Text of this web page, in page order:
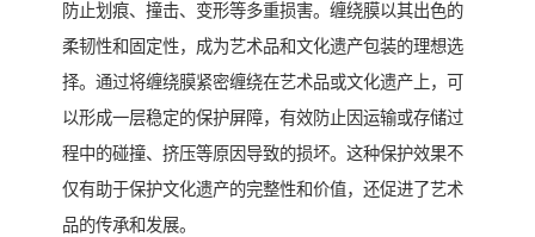
防止划痕、撞击、变形等多重损害。缠绕膜以其出色的
柔韧性和固定性，成为艺术品和文化遗产包装的理想选
择。通过将缠绕膜紧密缠绕在艺术品或文化遗产上，可
以形成一层稳定的保护屏障，有效防止因运输或存储过
程中的碰撞、挤压等原因导致的损坏。这种保护效果不
仅有助于保护文化遗产的完整性和价值，还促进了艺术
品的传承和发展。